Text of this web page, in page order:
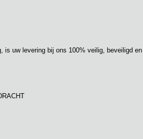
uw levering bij ons 100% veilig, beveiligd